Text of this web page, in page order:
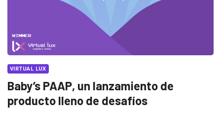
VIRTUAL LUX
Baby’s PAAP, un lanzamiento de
producto lleno de desafíos